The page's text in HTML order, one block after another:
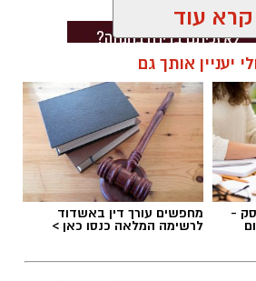
קרא עוד
יעניין אותך גם
- מחפשים עורך דין באשדוד
לרשימה המלאה כנסו כאן >